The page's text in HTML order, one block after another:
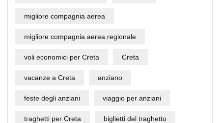
migliore compagnia aerea
migliore compagnia aerea regionale
voli economici per Creta Creta
vacanze a Creta anziano
feste degli anziani viaggio per anziani
traghetti per Creta biglietti del traghetto